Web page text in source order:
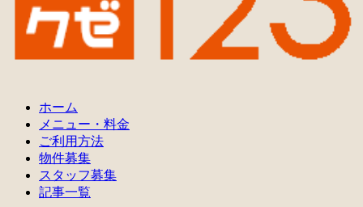
ホーム
メニュー・料金
ご利用方法
物件募集
スタッフ募集
記事一覧